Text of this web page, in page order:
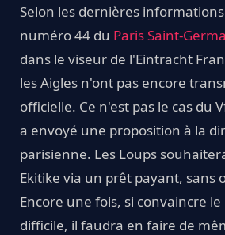
Selon les dernières
numéro 44 du Paris Saint-
dans le viseur de l'Eintracht
les Aigles n'ont pas encore
officielle. Ce n'est pas le cas du
a envoyé une proposition à la
parisienne. Les Loups
Ekitike via un prêt payant, sans
Encore une fois, si convaincre le
difficile, il faudra en faire de